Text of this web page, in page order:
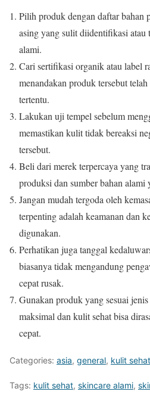
Pilih produk dengan daftar bahan
asing yang sulit diidentifikasi atau
alami.
Cari sertifikasi organik atau label
menandakan produk tersebut
tertentu.
Lakukan uji tempel sebelum
memastikan kulit tidak bereaksi
tersebut.
Beli dari merek terpercaya yang
produksi dan sumber bahan alami
Jangan mudah tergoda oleh
terpenting adalah keamanan dan
digunakan.
Perhatikan juga tanggal
biasanya tidak mengandung
cepat rusak.
Gunakan produk yang sesuai
maksimal dan kulit sehat bisa
cepat.
Categories: asia, general, kulit sehat
Tags: kulit sehat, skincare alami,